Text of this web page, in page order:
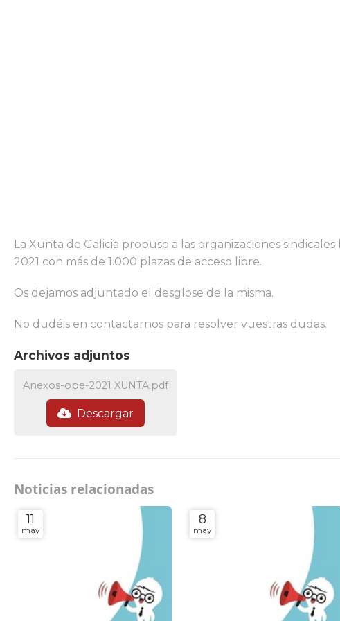
La Xunta de Galicia propuso a las organizaciones
2021 con más de 1.000 plazas de acceso libre.
Os dejamos adjuntado el desglose de la misma.
No dudéis en contactarnos para resolver vuestras dudas.
Archivos adjuntos
Anexos-ope-2021 XUNTA.pdf
Descargar
Noticias relacionadas
11
may
8
may